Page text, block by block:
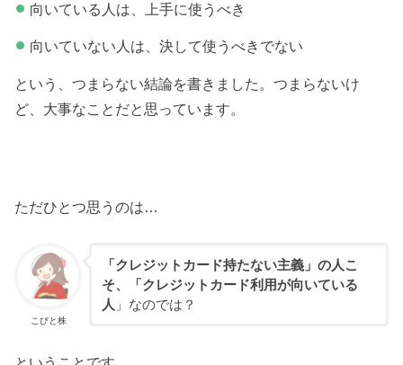
向いている人は、上手に使うべき
向いていない人は、決して使うべきでない
という、つまらない結論を書きました。つまらないけ
ど、大事なことだと思っています。
ただひとつ思うのは…
こびと株
「クレジットカード持たない主義」の人こ
そ、「クレジットカード利用が向いている
人 」なのでは？